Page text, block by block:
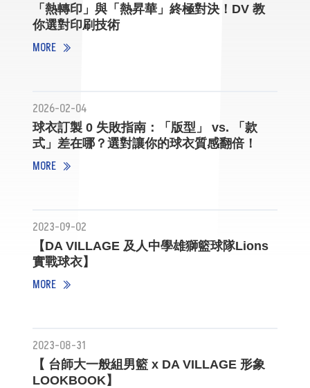
「熱轉印」與「熱昇華」終極對決！DV 教
你選對印刷技術
MORE
2026-02-04
球衣訂製 0 失敗指南：「版型」 vs. 「款
式」差在哪？選對讓你的球衣質感翻倍！
MORE
2023-09-02
【DA VILLAGE 及人中學雄獅籃球隊Lions
實戰球衣】
MORE
2023-08-31
【 台師大一般組男籃 x DA VILLAGE 形象
LOOKBOOK】